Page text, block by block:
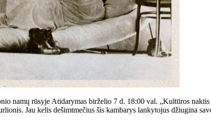
namų rūsyje Atidarymas birželio 7 d. 18:00 val. „Kultūros
Jau kelis dešimtmečius šis kambarys lankytojus džiugina